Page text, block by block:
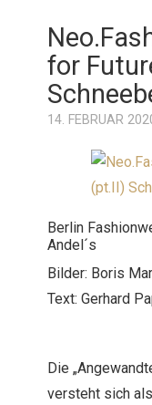
for
14. FEBRUAR
Berlin
Andel´s
Bilder: Boris
Text: Gerhard
Die
versteht sich